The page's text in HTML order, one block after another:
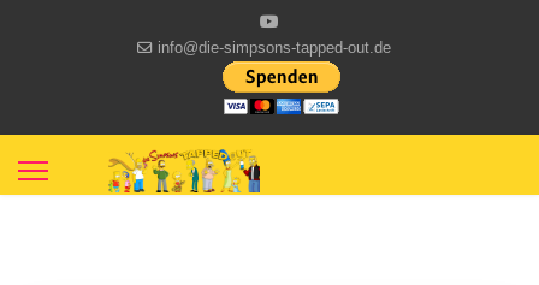
info@die-simpsons-tapped-out.de